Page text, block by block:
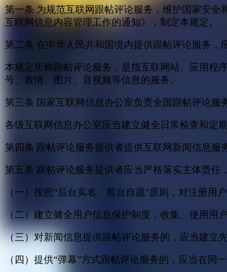
第一条 为规范互联网跟帖评论服务，维护国家安
互联网信息内容管理工作的通知》，制定本规定。
第二条 在中华人民共和国境内提供跟帖评论服务，
本规定所称跟帖评论服务，是指互联网站、应用程
号、表情、图片、音视频等信息的服务。
第三条 国家互联网信息办公室负责全国跟帖评论
各级互联网信息办公室应当建立健全日常检查和定
第四条 跟帖评论服务提供者提供互联网新闻信息
第五条 跟帖评论服务提供者应当严格落实主体责任
（一）按照“后台实名、前台自愿”原则，对注册
（二）建立健全用户信息保护制度，收集、使用
（三）对新闻信息提供跟帖评论服务的，应当建立
（四）提供“弹幕”方式跟帖评论服务的，应当在同